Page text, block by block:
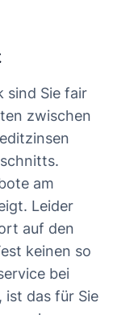
sind Sie fair
zwischen
am
Leider
auf den
keinen so
bei
ist das für Sie